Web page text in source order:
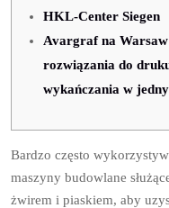
HKL-Center Siegen
Avargraf na
rozwiązania do
wykańczania w
Bardzo często
maszyny budowlane
żwirem i piaskiem, aby